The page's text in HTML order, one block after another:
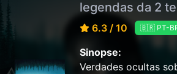
legendas da 2
6.3 / 10 🇧🇷 PT-
Sinopse:
Verdades ocultas